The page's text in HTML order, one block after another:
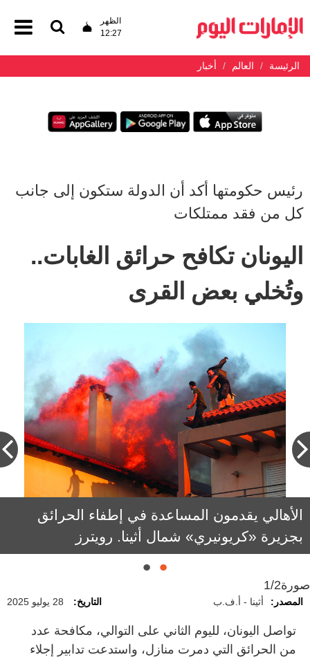
الظهر
12:27
الرئيسة العالم أخبار
رئيس حكومتها أكد أن الدولة ستكون إلى جانب
كل من فقد ممتلكات
اليونان تكافح حرائق الغابات..
وتُخلي بعض القرى
الأهالي يقدمون المساعدة في إطفاء الحرائق
بجزيرة «كريونيري» شمال أثينا. رويترز
صورة1/2
المصدر: أثينا - أ.ف.ب التاريخ: 28 يوليو 2025
تواصل اليونان، لليوم الثاني على التوالي، مكافحة عدد
من الحرائق التي دمرت منازل، واستدعت تدابير إجلاء